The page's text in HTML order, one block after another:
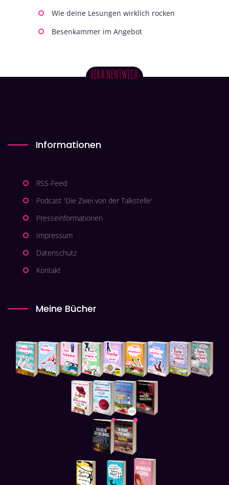
Wie deine Lesungen wirklich rocken
Besenkammer im Angebot
Informationen
RSS-Feed
Podcast 'Die Zwei von der Talkstelle'
Presseinformationen
Impressum
Datenschutz
Kontakt
Meine Bücher